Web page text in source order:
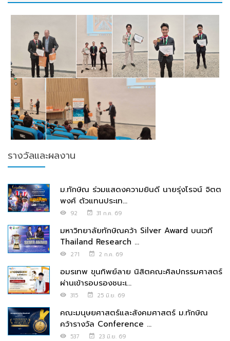
รางวัลและผลงาน
ม.ทักษิณ ร่วมแสดงความยินดี นายรุ่งโรจน์ จิตต
พงศ์ ตัวแทนประเท...
92 31 ก.ค. 69
มหาวิทยาลัยทักษิณคว้า Silver Award บนเวที
Thailand Research ...
271 2 ก.ค. 69
อมรเทพ ขุนทิพย์ลาย นิสิตคณะศิลปกรรมศาสตร์
ผ่านเข้ารอบรองชนะเ...
315 25 มิ.ย. 69
คณะมนุษยศาสตร์และสังคมศาสตร์ ม.ทักษิณ
คว้ารางวัล Conference ...
537 23 มิ.ย. 69